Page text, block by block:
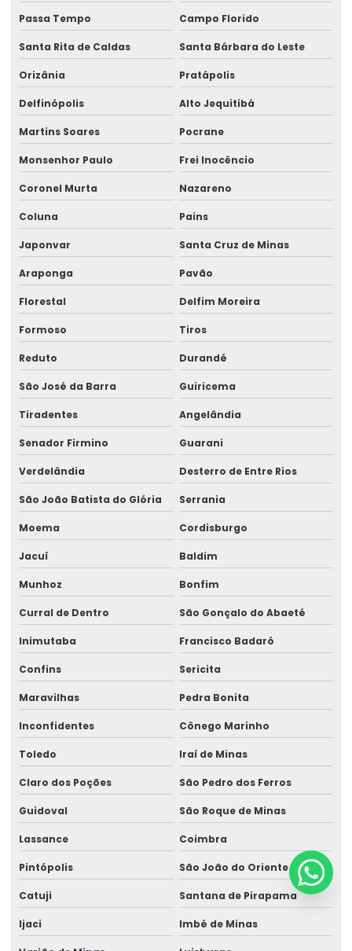
Passa Tempo Campo Florido
Santa Rita de Caldas Santa Bárbara do Leste
Orizânia Pratápolis
Delfinópolis Alto Jequitibá
Martins Soares Pocrane
Monsenhor Paulo Frei Inocêncio
Coronel Murta Nazareno
Coluna Pains
Japonvar Santa Cruz de Minas
Araponga Pavão
Florestal Delfim Moreira
Formoso Tiros
Reduto Durandé
São José da Barra Guiricema
Tiradentes Angelândia
Senador Firmino Guarani
Verdelândia Desterro de Entre Rios
São João Batista do Glória Serrania
Moema Cordisburgo
Jacuí Baldim
Munhoz Bonfim
Curral de Dentro São Gonçalo do Abaeté
Inimutaba Francisco Badaró
Confins Sericita
Maravilhas Pedra Bonita
Inconfidentes Cônego Marinho
Toledo Iraí de Minas
Claro dos Poções São Pedro dos Ferros
Guidoval São Roque de Minas
Lassance Coimbra
Pintópolis São João do Oriente
Catuji Santana de Pirapama
Ijaci Imbé de Minas